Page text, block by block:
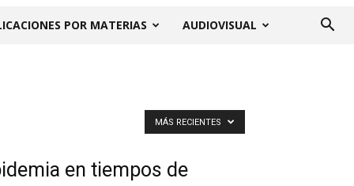
POR MATERIAS AUDIOVISUAL
MÁS RECIENTES
en tiempos de